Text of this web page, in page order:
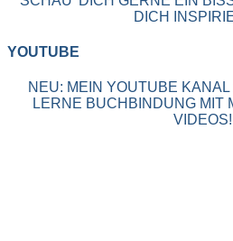
DICH
YOUTUBE
NEU: MEIN YOUTUBE
LERNE BUCHBINDUNG MIT
VIDEOS!